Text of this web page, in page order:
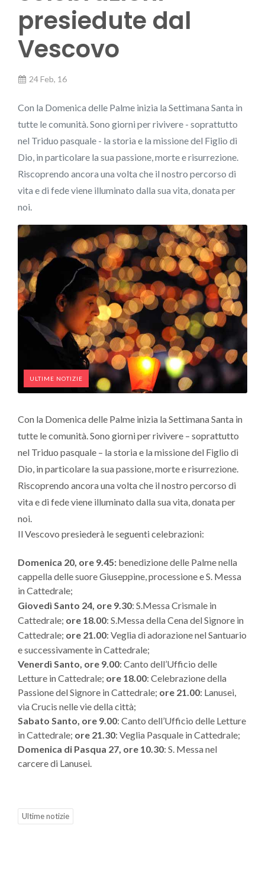
presiedute dal
Vescovo
24 Feb, 16
Con la Domenica delle Palme inizia la Settimana Santa in
tutte le comunità. Sono giorni per rivivere - soprattutto
nel Triduo pasquale - la storia e la missione del Figlio di
Dio, in particolare la sua passione, morte e risurrezione.
Riscoprendo ancora una volta che il nostro percorso di
vita e di fede viene illuminato dalla sua vita, donata per
noi.
ULTIME NOTIZIE
Con la Domenica delle Palme inizia la Settimana Santa in
tutte le comunità. Sono giorni per rivivere – soprattutto
nel Triduo pasquale – la storia e la missione del Figlio di
Dio, in particolare la sua passione, morte e risurrezione.
Riscoprendo ancora una volta che il nostro percorso di
vita e di fede viene illuminato dalla sua vita, donata per
noi.
Il Vescovo presiederà le seguenti celebrazioni:
Domenica 20, ore 9.45: benedizione delle Palme nella
cappella delle suore Giuseppine, processione e S. Messa
in Cattedrale;
Giovedì Santo 24, ore 9.30: S.Messa Crismale in
Cattedrale; ore 18.00: S.Messa della Cena del Signore in
Cattedrale; ore 21.00: Veglia di adorazione nel Santuario
e successivamente in Cattedrale;
Venerdì Santo, ore 9.00: Canto dell’Ufficio delle
Letture in Cattedrale; ore 18.00: Celebrazione della
Passione del Signore in Cattedrale; ore 21.00: Lanusei,
via Crucis nelle vie della città;
Sabato Santo, ore 9.00: Canto dell’Ufficio delle Letture
in Cattedrale; ore 21.30: Veglia Pasquale in Cattedrale;
Domenica di Pasqua 27, ore 10.30: S. Messa nel
carcere di Lanusei.
Ultime notizie